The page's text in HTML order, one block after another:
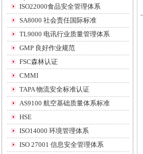
ISO22000食品安全管理体系
SA8000 社会责任国际标准
TL9000 电讯行业质量管理体系
GMP 良好作业规范
FSC森林认证
CMMI
TAPA 物流安全标准认证
AS9100 航空基础质量体系标准
HSE
ISO14000 环境管理体系
ISO 27001 信息安全管理体系